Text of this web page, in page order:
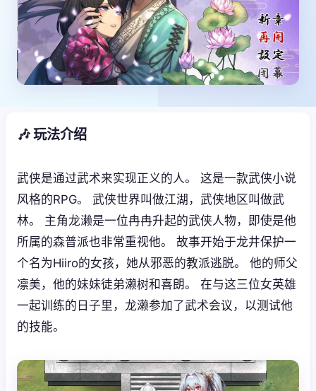
🎶 玩法介绍
武侠是通过武术来实现正义的人。 这是一款武侠小说
风格的RPG。 武侠世界叫做江湖，武侠地区叫做武
林。 主角龙濑是一位冉冉升起的武侠人物，即使是他
所属的森普派也非常重视他。 故事开始于龙井保护一
个名为Hiiro的女孩，她从邪恶的教派逃脱。 他的师父
凛美，他的妹妹徒弟濑树和喜朗。 在与这三位女英雄
一起训练的日子里，龙濑参加了武术会议，以测试他
的技能。